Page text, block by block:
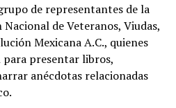
de representantes de la
de Veteranos, Viudas,
Mexicana A.C., quienes
para presentar libros,
anécdotas relacionadas